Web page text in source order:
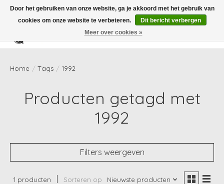
Verlanglijst
Home / Tags / 1992
Producten getagd met
1992
Filters weergeven
1 producten Sorteren op Nieuwste producten
Door het gebruiken van onze website, ga je akkoord met het gebruik van
cookies om onze website te verbeteren.
Dit bericht verbergen
Meer over cookies »